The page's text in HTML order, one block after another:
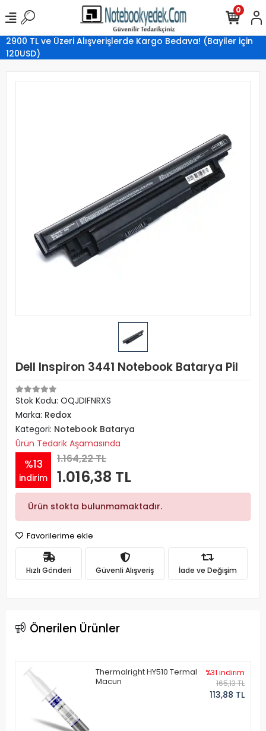
2900 TL ve Üzeri Alışverişlerde Kargo Bedava! (Bayiler için
120USD)
0
Dell Inspiron 3441 Notebook Batarya Pil
Stok Kodu: OQJDIFNRXS
Marka: Redox
Kategori: Notebook Batarya
Ürün Tedarik Aşamasında
%13
indirim
1.164,22 TL
1.016,38 TL
Ürün stokta bulunmamaktadır.
Favorilerime ekle
Hızlı Gönderi Güvenli Alışveriş İade ve Değişim
Önerilen Ürünler
Thermalright HY510 Termal
Macun
%31 indirim
165,13 TL
113,88 TL